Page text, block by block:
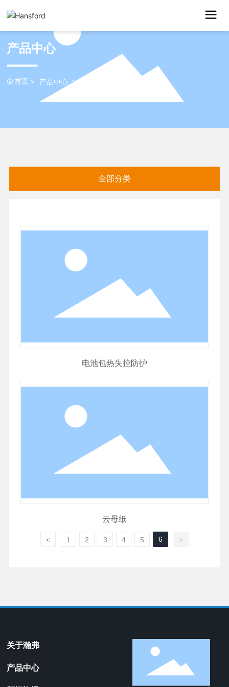
产品中心
首页 产品中心 保护材料
全部分类
电池包热失控防护
云母纸
< 1 2 3 4 5 6 >
关于瀚弗
产品中心